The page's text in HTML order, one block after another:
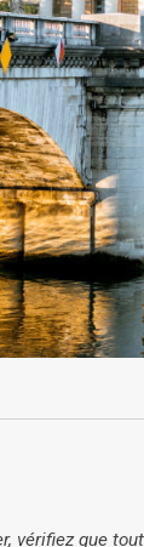
vérifiez que